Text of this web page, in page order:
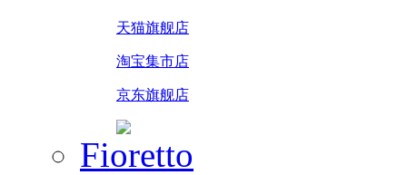
天猫旗舰店
淘宝集市店
京东旗舰店
Fioretto